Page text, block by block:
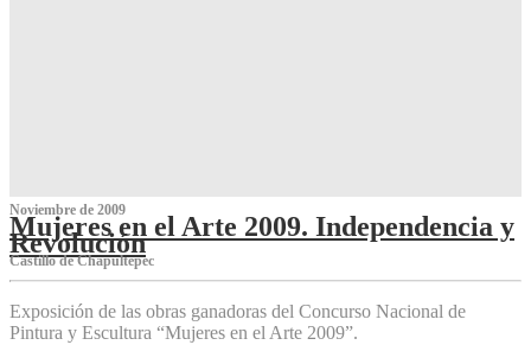
Noviembre de 2009
Mujeres en el Arte 2009. Independencia y
Revolución
Castillo de Chapultepec
Exposición de las obras ganadoras del Concurso Nacional de
Pintura y Escultura “Mujeres en el Arte 2009”.